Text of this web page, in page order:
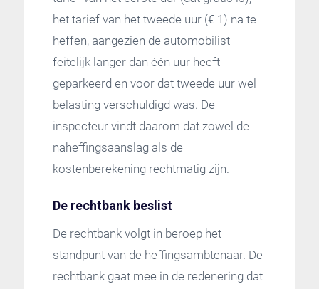
het tarief van het tweede uur (€ 1) na te
heffen, aangezien de automobilist
feitelijk langer dan één uur heeft
geparkeerd en voor dat tweede uur wel
belasting verschuldigd was. De
inspecteur vindt daarom dat zowel de
naheffingsaanslag als de
kostenberekening rechtmatig zijn.
De rechtbank beslist
De rechtbank volgt in beroep het
standpunt van de heffingsambtenaar. De
rechtbank gaat mee in de redenering dat